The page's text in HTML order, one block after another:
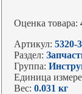
Оценка товара:
Артикул:5320-
Раздел:
Группа:
Единица
Вес:0.031 кг